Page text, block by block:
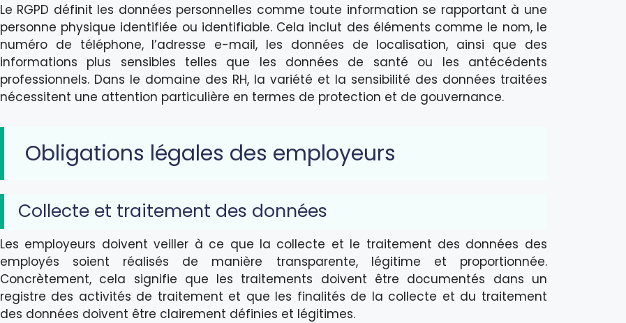
Le RGPD définit les données personnelles comme toute information se rapportant à une
personne physique identifiée ou identifiable. Cela inclut des éléments comme le nom, le
numéro de téléphone, l’adresse e-mail, les données de localisation, ainsi que des
informations plus sensibles telles que les données de santé ou les antécédents
professionnels. Dans le domaine des RH, la variété et la sensibilité des données traitées
nécessitent une attention particulière en termes de protection et de gouvernance.
Obligations légales des employeurs
Collecte et traitement des données
Les employeurs doivent veiller à ce que la collecte et le traitement des données des
employés soient réalisés de manière transparente, légitime et proportionnée.
Concrètement, cela signifie que les traitements doivent être documentés dans un
registre des activités de traitement et que les finalités de la collecte et du traitement
des données doivent être clairement définies et légitimes.